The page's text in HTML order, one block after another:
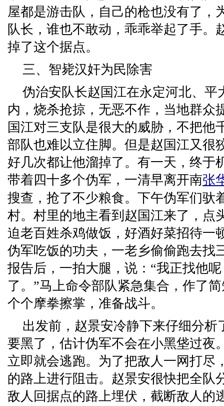
屋都是游击队，自己的枪也没有了，
队长，谁也不敢动，乖乖举起了手。
掉了这个据点。
三、智毙汉奸为民除害
伪治安队长赵国江在永定河北、平
内，烧杀抢掠，无恶不作，当地群众
国江对三支队是很大的威胁，不把他
部队也难以立住脚。但是赵国江又很
好几次都让他溜掉了。有一天，终于
带着四十多个伪军，一清早离开南张
搜查，抢了不少粮食。下午伪军们驮
村。村里的地主看到赵国江来了，点
迫老百姓杀鸡做饭，好酒好菜招待一
伪军吃饭的功夫，一老乡偷偷跑去找
报告后，一拍大腿，说：“我正找他
了。”马上命令部队紧急集合，作了
个个摩拳擦掌，准备战斗。
出发前，赵景安冷静下来仔细分析
要黑了，估计伪军不会在小黑垡过夜
立即就会逃跑。为了把敌人一网打尽
的路上进行阻击。赵景安很快把全队
敌人回据点的路上埋伏，截断敌人的